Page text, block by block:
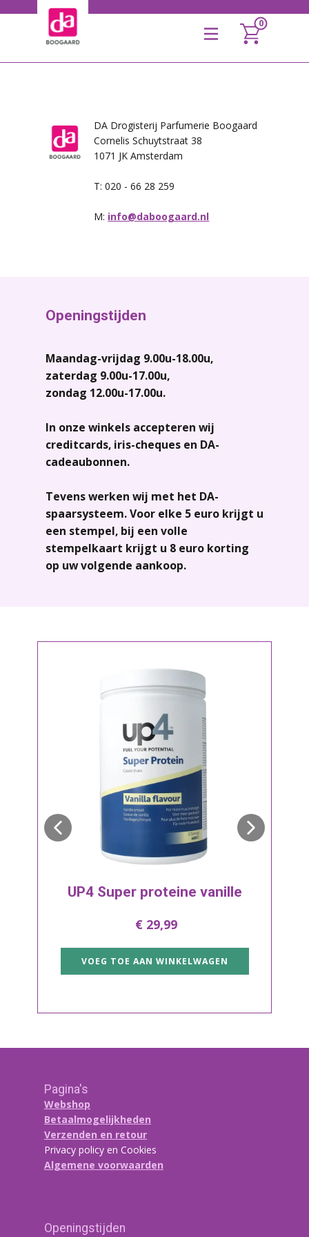
Home
0
DA Drogisterij Parfumerie Boogaard
Cornelis Schuytstraat 38
1071 JK Amsterdam
T: 020 - 66 28 259
M: info@daboogaard.nl
Openingstijden
Maandag-vrijdag 9.00u-18.00u,
zaterdag 9.00u-17.00u,
zondag 12.00u-17.00u.
In onze winkels accepteren wij
creditcards, iris-cheques en DA-
cadeaubonnen.
Tevens werken wij met het DA-
spaarsysteem. Voor elke 5 euro krijgt u
een stempel, bij een volle
stempelkaart krijgt u 8 euro korting
op uw volgende aankoop.
UP4 Super proteine vanille
€29,99
VOEG TOE AAN WINKELWAGEN
Pagina's
Webshop
Betaalmogelijkheden
Verzenden en retour
Privacy policy en Cookies
Algemene voorwaarden
Openingstijden